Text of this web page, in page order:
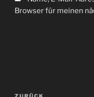
Browser für meinen